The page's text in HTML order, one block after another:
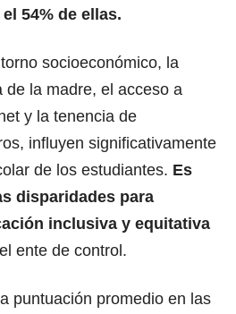
54% de ellas.
socioeconómico, la
de la madre, el acceso a
y la tenencia de
influyen significativamente
de los estudiantes. Es
disparidades para
inclusiva y equitativa
ente de control.
puntuación promedio en las